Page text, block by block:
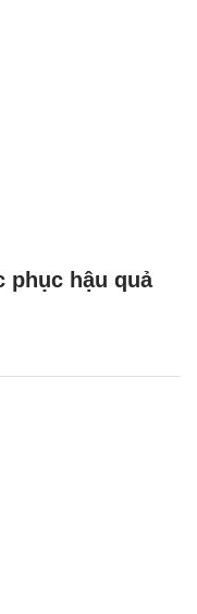
phục hậu quả